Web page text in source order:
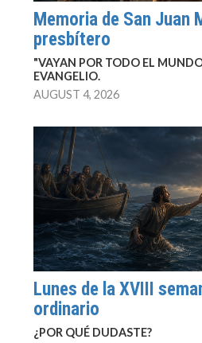
Memoria de San Juan
presbítero
"VAYAN POR TODO EL
EVANGELIO.
AUGUST 4, 2026
Lunes de la XVIII
ordinario
¿POR QUÉ DUDASTE?